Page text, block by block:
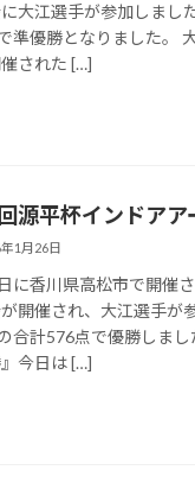
大江選手が参加しまし
準優勝となりました。
された […]
源平杯インドアア
1月26日
に香川県高松市で開催
開催され、大江選手が
合計576点で優勝しま
今日は […]